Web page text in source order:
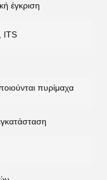
έγκριση
ITS
πυρίμαχα